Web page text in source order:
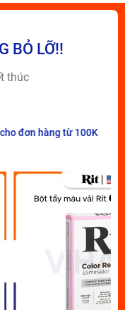
BỎ LỠ!!
thúc
Tặng bút Paper